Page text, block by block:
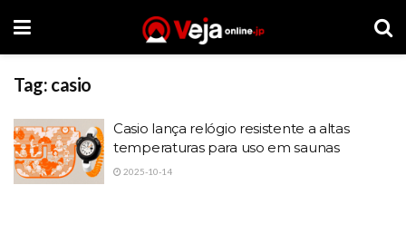
Tag: casio
Casio lança relógio resistente a altas
temperaturas para uso em saunas
2025-10-14